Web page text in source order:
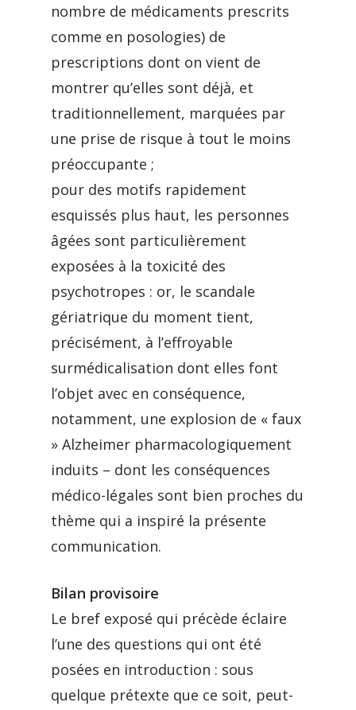
nombre de médicaments prescrits
comme en posologies) de
prescriptions dont on vient de
montrer qu’elles sont déjà, et
traditionnellement, marquées par
une prise de risque à tout le moins
préoccupante ;
pour des motifs rapidement
esquissés plus haut, les personnes
âgées sont particulièrement
exposées à la toxicité des
psychotropes : or, le scandale
gériatrique du moment tient,
précisément, à l’effroyable
surmédicalisation dont elles font
l’objet avec en conséquence,
notamment, une explosion de « faux
» Alzheimer pharmacologiquement
induits – dont les conséquences
médico-légales sont bien proches du
thème qui a inspiré la présente
communication.
Bilan provisoire
Le bref exposé qui précède éclaire
l’une des questions qui ont été
posées en introduction : sous
quelque prétexte que ce soit, peut-